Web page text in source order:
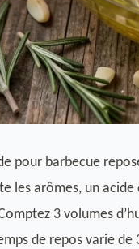
pour barbecue
les arômes, un
3 volumes
de repos varie